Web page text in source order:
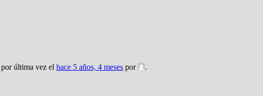
última vez el hace 5 años, 4 meses por
.